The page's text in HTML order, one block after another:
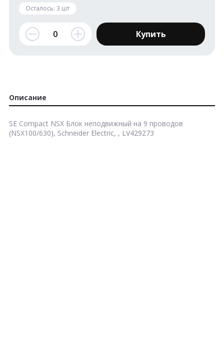
Осталось: 3 шт
Купить
Описание
SE Compact NSX Блок неподвижный на 9 проводов
(NSX100/630), Schneider Electric, , LV429273